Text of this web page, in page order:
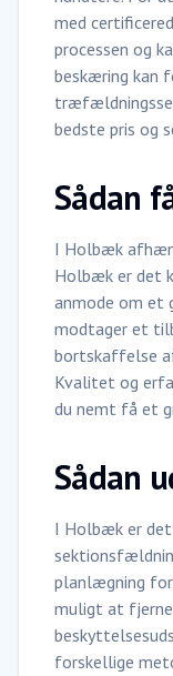
med
processen og
beskæring kan
bedste pris og
Sådan
I Holbæk
Holbæk er det
anmode om et
modtager et
bortskaffelse
Kvalitet og
du nemt få et
Sådan
I Holbæk er
planlægning
muligt at
forskellige